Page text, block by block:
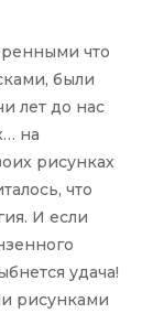
что
были
лет до нас
на
рисунках
что
И если
удача!
рисунками